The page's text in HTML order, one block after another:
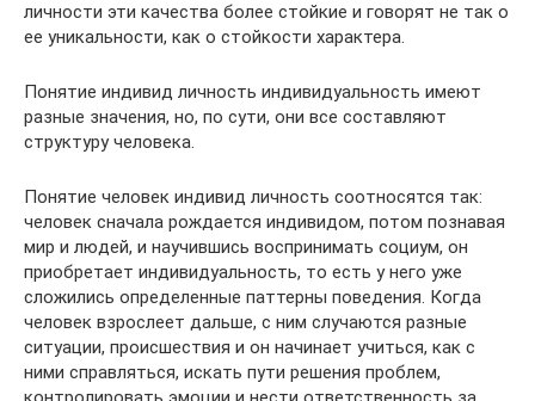
личности эти качества более стойкие и говорят не так о
ее уникальности, как о стойкости характера.
Понятие индивид личность индивидуальность имеют
разные значения, но, по сути, они все составляют
структуру человека.
Понятие человек индивид личность соотносятся так:
человек сначала рождается индивидом, потом познавая
мир и людей, и научившись воспринимать социум, он
приобретает индивидуальность, то есть у него уже
сложились определенные паттерны поведения. Когда
человек взрослеет дальше, с ним случаются разные
ситуации, происшествия и он начинает учиться, как с
ними справляться, искать пути решения проблем,